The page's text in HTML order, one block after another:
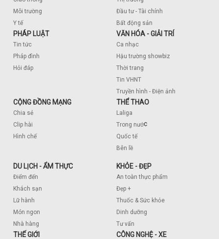
Môi trường
Y tế
Đầu tư - Tài chính
Bất động sản
PHÁP LUẬT
Tin tức
Pháp đình
Hỏi đáp
VĂN HÓA - GIẢI TRÍ
Ca nhạc
Hậu trường showbiz
Thời trang
Tin VHNT
Truyền hình - Điện ảnh
CỘNG ĐỒNG MẠNG
Chia sẻ
Clip hài
Hình chế
THỂ THAO
Laliga
Trong nước
Quốc tế
Bên lề
DU LỊCH - ẨM THỰC
Điểm đến
Khách sạn
Lữ hành
Món ngon
Nhà hàng
KHỎE - ĐẸP
An toàn thực phẩm
Đẹp +
Thuốc & Sức khỏe
Dinh dưỡng
Tư vấn
THẾ GIỚI CÔNG NGHỆ - XE